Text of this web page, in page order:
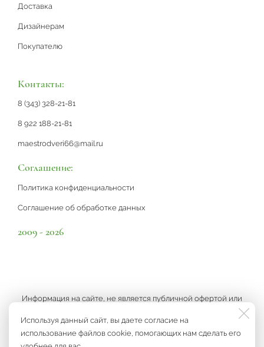
Используя данный сайт, вы даете согласие на
использование файлов cookie, помогающих нам сделать его
Доставка
Дизайнерам
Покупателю
Контакты:
8 (343) 328-21-81
8 922 188-21-81
maestrodveri66@mail.ru
Соглашение:
Политика конфиденциальности
Соглашение об обработке данных
2009 - 2026
Информация на сайте, не является публичной офертой или
рекламой, а носит информационный характер и может быть
изменена по усмотрению компании.